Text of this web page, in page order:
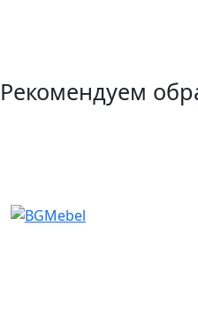
Рекомендуем